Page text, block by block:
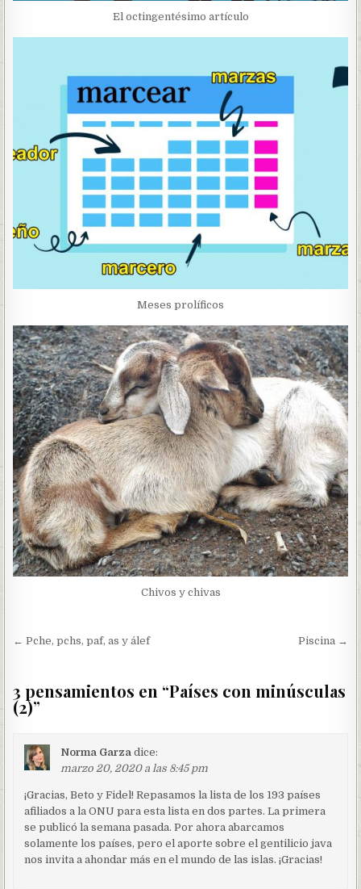
El octingentésimo artículo
Meses prolíficos
Chivos y chivas
Navegación
entradas
← Pche, pchs, paf, as y álef Piscina →
3 pensamientos en “Países con minúsculas
(2)”
Norma Garza dice:
marzo 20, 2020 a las 8:45 pm
¡Gracias, Beto y Fidel! Repasamos la lista de los 193 países
afiliados a la ONU para esta lista en dos partes. La primera
se publicó la semana pasada. Por ahora abarcamos
solamente los países, pero el aporte sobre el gentilicio java
nos invita a ahondar más en el mundo de las islas. ¡Gracias!